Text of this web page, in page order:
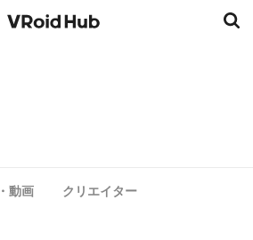
動画 クリエイター